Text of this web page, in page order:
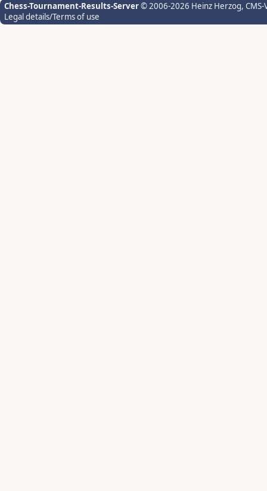
Chess-Tournament-Results-Server© 2006-2026 Heinz Herzog,
Legal details/Terms of use